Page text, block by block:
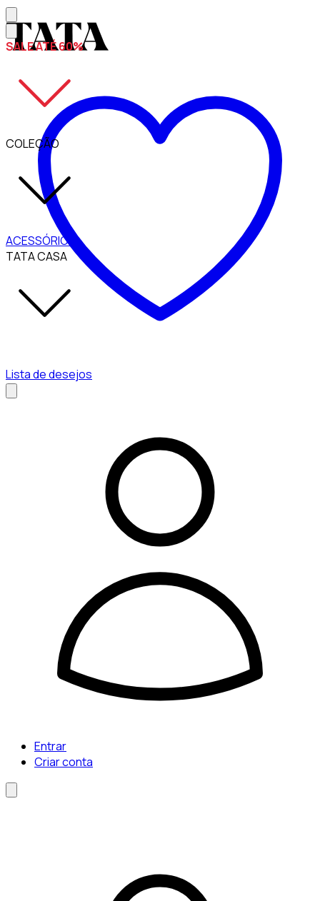
SALE ATÉ 60%
COLEÇÃO
ACESSÓRIOS
TATA CASA
Lista de desejos
Entrar
Criar conta